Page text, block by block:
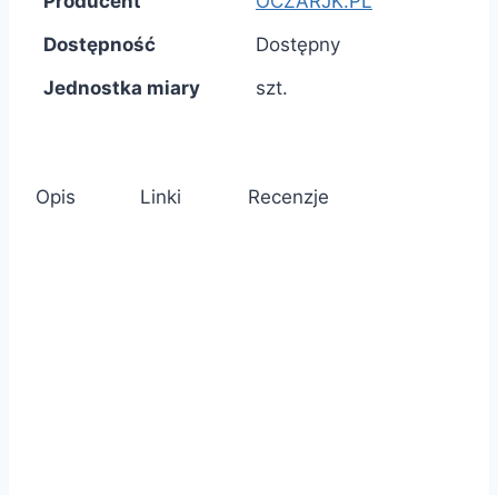
Dostępność
Dostępny
Jednostka miary
szt.
Opis Linki Recenzje